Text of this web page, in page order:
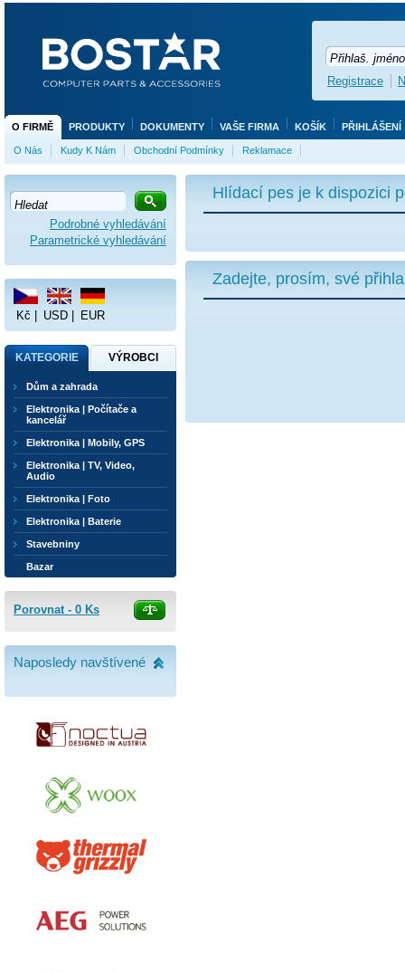
Hlídací pes je k dispozici
Zadejte, prosím, své
Podrobné vyhledávání
Parametrické vyhledávání
Kč USD EUR
KATEGORIE VÝROBCI
Dům a zahrada
Elektronika | Počítače a
kancelář
Elektronika | Mobily, GPS
Elektronika | TV, Video,
Audio
Elektronika | Foto
Elektronika | Baterie
Stavebniny
Bazar
Porovnat - 0 Ks
Naposledy navštívené
O FIRMĚ PRODUKTY DOKUMENTY VAŠE FIRMA KOŠÍK PŘIHLÁŠENÍ
O Nás Kudy K Nám Obchodní Podmínky Reklamace
Registrace